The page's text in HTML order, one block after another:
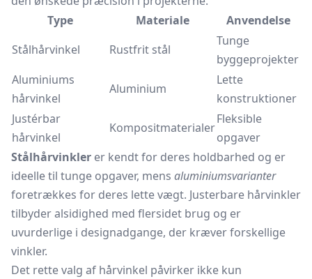
Type
Materiale
Anvendelse
Stålhårvinkel
Rustfrit stål
Tunge
byggeprojekter
Aluminiums
hårvinkel
Aluminium
Lette
konstruktioner
Justérbar
hårvinkel
Kompositmaterialer
Fleksible
opgaver
Stålhårvinkler er kendt for deres holdbarhed og er
ideelle til tunge opgaver, mens aluminiumsvarianter
foretrækkes for deres lette vægt. Justerbare hårvinkler
tilbyder alsidighed med flersidet brug og er
uvurderlige i designadgange, der kræver forskellige
vinkler.
Det rette valg af hårvinkel påvirker ikke kun